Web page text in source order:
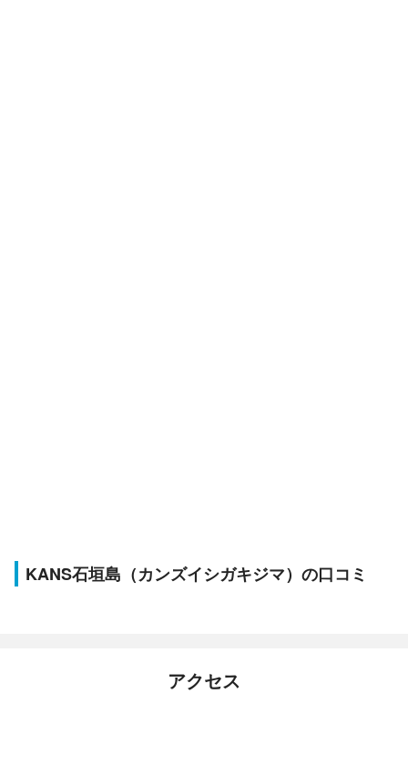
KANS石垣島（カンズイシガキジマ）の口コミ
アクセス